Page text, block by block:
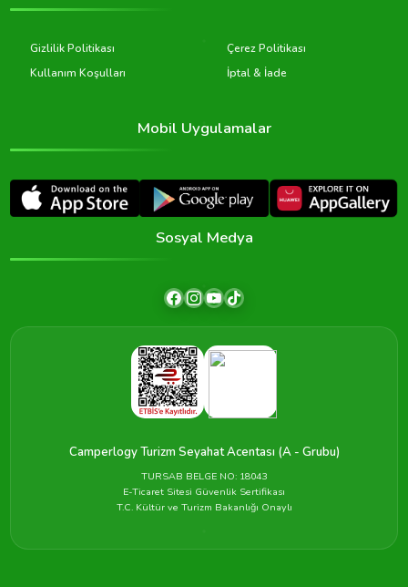
Gizlilik Politikası
Çerez Politikası
Kullanım Koşulları
İptal & İade
Mobil Uygulamalar
Sosyal Medya
Camperlogy Turizm Seyahat Acentası (A - Grubu)
TURSAB BELGE NO: 18043
E-Ticaret Sitesi Güvenlik Sertifikası
T.C. Kültür ve Turizm Bakanlığı Onaylı